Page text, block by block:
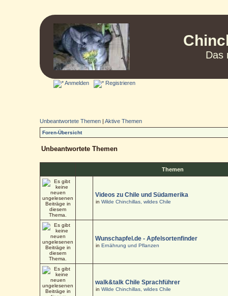
Das
Anmelden Registrieren
Unbeantwortete Themen |Aktive Themen
Foren-Übersicht
Unbeantwortete Themen
Themen
Videos zu Chile und Südamerika
inWilde Chinchillas, wildes Chile
Wunschapfel.de - Apfelsortenfinder
inErnährung und Pflanzen
walk&talk Chile Sprachführer
inWilde Chinchillas, wildes Chile